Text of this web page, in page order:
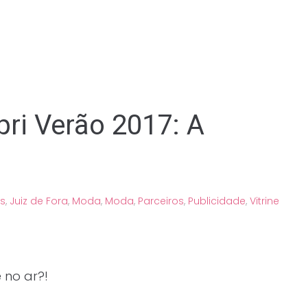
Verão 2017: A
, Juiz de Fora, Moda, Moda, Parceiros, Publicidade, Vitrine
ar?!